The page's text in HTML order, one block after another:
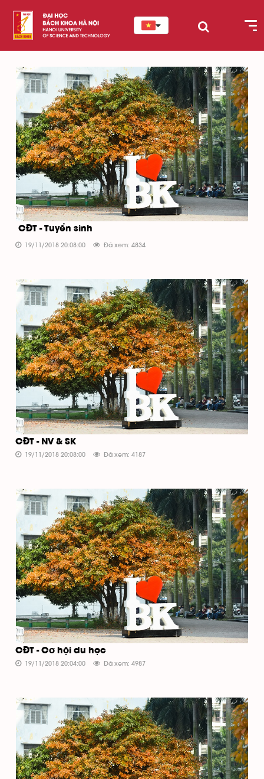
CĐT - Tuyển sinh
19/11/2018 20:08:00 Đã xem: 4834
CĐT - NV & SK
19/11/2018 20:08:00 Đã xem: 4187
CĐT - Cơ hội du học
19/11/2018 20:04:00 Đã xem: 4987